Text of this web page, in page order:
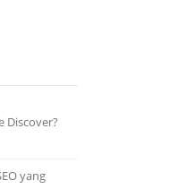
Discover?
yang